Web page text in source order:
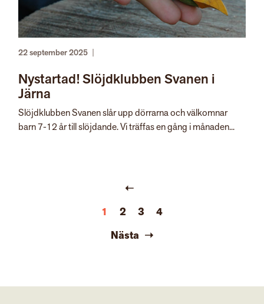
22 september 2025 |
Nystartad! Slöjdklubben Svanen i
Järna
Slöjdklubben Svanen slår upp dörrarna och välkomnar
barn 7-12 år till slöjdande. Vi träffas en gång i månaden...
1 2 3
4
Nästa